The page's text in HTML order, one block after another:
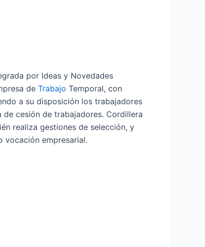
por Ideas y Novedades
de Trabajo Temporal, con
a su disposición los trabajadores
cesión de trabajadores. Cordillera
realiza gestiones de selección, y
vocación empresarial.